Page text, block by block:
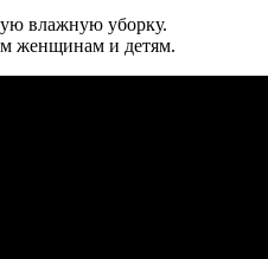
влажную уборку.
женщинам и детям.